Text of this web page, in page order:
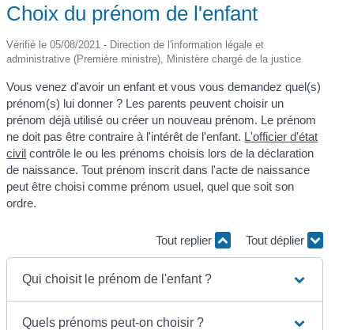
Choix du prénom de l'enfant
Vérifié le 05/08/2021 - Direction de l'information légale et
administrative (Première ministre), Ministère chargé de la justice
Vous venez d'avoir un enfant et vous vous demandez quel(s)
prénom(s) lui donner ? Les parents peuvent choisir un
prénom déjà utilisé ou créer un nouveau prénom. Le prénom
ne doit pas être contraire à l'intérêt de l'enfant. L'officier d'état
civil contrôle le ou les prénoms choisis lors de la déclaration
de naissance. Tout prénom inscrit dans l'acte de naissance
peut être choisi comme prénom usuel, quel que soit son
ordre.
Tout replier Tout déplier
Qui choisit le prénom de l'enfant ?
Quels prénoms peut-on choisir ?